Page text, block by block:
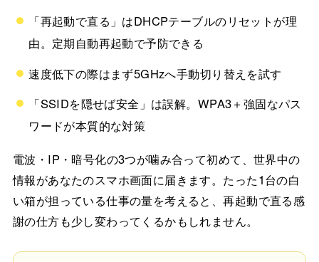
「再起動で直る」はDHCPテーブルのリセットが理
由。定期自動再起動で予防できる
速度低下の際はまず5GHzへ手動切り替えを試す
「SSIDを隠せば安全」は誤解。WPA3＋強固なパス
ワードが本質的な対策
電波・IP・暗号化の3つが噛み合って初めて、世界中の
情報があなたのスマホ画面に届きます。たった1台の白
い箱が担っている仕事の量を考えると、再起動で直る感
謝の仕方も少し変わってくるかもしれません。